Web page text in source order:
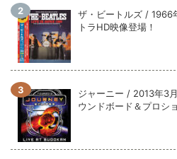
リアム・ギャラガー / 2024年6月1日
全収録！
*NEW RELEASE (最新約3ヶ月)
メガデス / 2023年8月4日 ドイツ
*NEW RELEASE (最新約3ヶ月)
ユーライア・ヒープ / 2023年8月3日
全収録！
*NEW RELEASE (最新約3ヶ月)
ジャーニー / 1979年5月8+9日 コロ
ザ・ビートルズ / 1966
トラHD映像登場！
ジャーニー / 2013年3
ウンドボード＆プロシ